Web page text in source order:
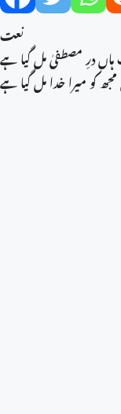
نعت
ہاں درِ مصطفیٰ مل گیا ہے
کو میرا خدا مل گیا ہے